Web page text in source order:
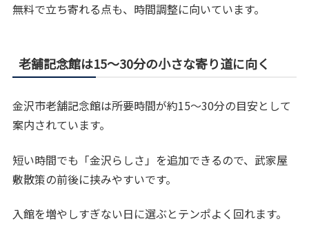
無料で立ち寄れる点も、時間調整に向いています。
老舗記念館は15〜30分の小さな寄り道に向く
金沢市老舗記念館は所要時間が約15〜30分の目安として
案内されています。
短い時間でも「金沢らしさ」を追加できるので、武家屋
敷散策の前後に挟みやすいです。
入館を増やしすぎない日に選ぶとテンポよく回れます。